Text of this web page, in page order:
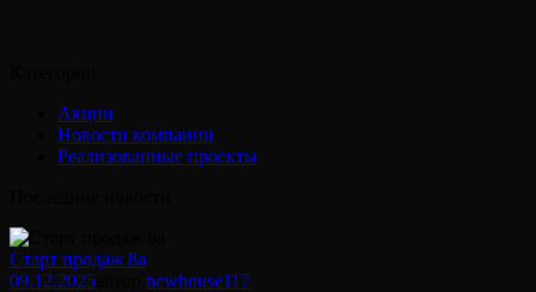
Акции
Новости компании
Реализованные проекты
Старт продаж 8а
09.12.2025
newhouse117